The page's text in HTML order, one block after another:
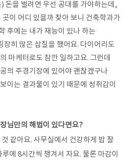
돈을 벌려면 우선 공대를 가야하는데,
이 어디 있을까 찾아 보니 건축학과가
후에는 내가 재능이 있나 하는
장히 많은 삽질을 했어요. 다이어리도
마케터로도 잠깐 일하고요. 그런데
의 주경기장에 있어야 괜찮겠구나
이는 결과물이 있기 때문에 성취감이
님만의 해법이 있다면요?
같아요. 사무실에서 건강하게 밥 잘
에 8시간씩 챙겨서 자요. 물론 마감이